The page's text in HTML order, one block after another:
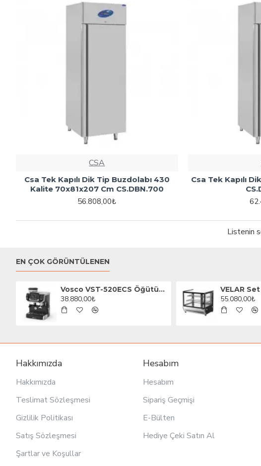
CSA
Csa Tek Kapılı Dik Tip Buzdolabı 430
Kalite 70x81x207 Cm CS.DBN.700
56.808,00₺
Csa Tek Kapılı
Listenin
EN ÇOK GÖRÜNTÜLENEN
Vosco VST-520ECS Öğütücülü Barista Espresso Kahve Makinesi, 1 Gruplu, Siyah
38.880,00₺ 55.080,00₺
Hakkımızda
Hakkımızda
Teslimat Sözleşmesi
Gizlilik Politikası
Satış Sözleşmesi
Şartlar ve Koşullar
Hesabım
Hesabım
Sipariş Geçmişi
E-Bülten
Hediye Çeki Satın Al